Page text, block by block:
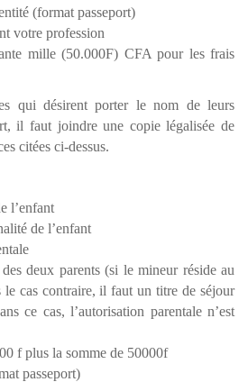
(format passeport)
votre profession
mille (50.000F) CFA pour les frais
qui désirent porter le nom de leurs
, il faut joindre une copie légalisée de
citées ci-dessus.
l’enfant
de l’enfant
deux parents (si le mineur réside au
cas contraire, il faut un titre de séjour
ce cas, l’autorisation parentale n’est
f plus la somme de 50000f
passeport)